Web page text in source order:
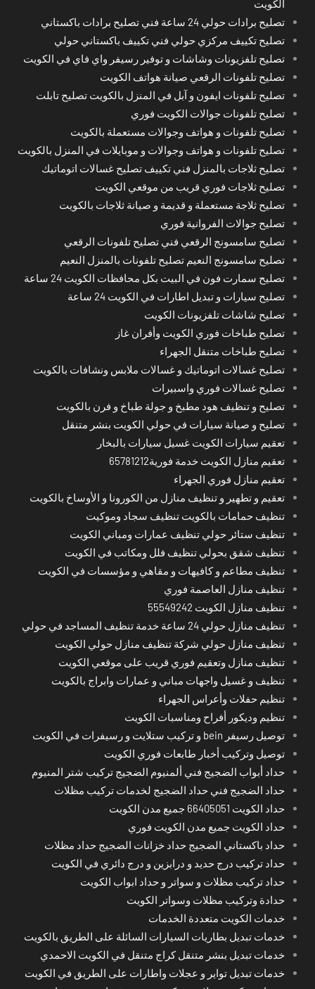
الكويت
تصليح برادات حولي 24 ساعة فني تصليح برادات باكستاني
تصليح تكييف مركزي حولي فني تكييف باكستاني حولي
تصليح تلفزيونات وشاشات و توفير رسيفر واي فاي في الكويت
تصليح تلفونات الرقعي صيانة هواتف الكويت
تصليح تلفونات ايفون و آبل في المنزل بالكويت تصليح تابلت
تصليح تلفونات جوالات الكويت فوري
تصليح تلفونات و هواتف وجوالات مستعملة بالكويت
تصليح تلفونات و هواتف وجوالات و موبايلات في المنزل بالكويت
تصليح ثلاجات بالمنزل فني تكييف تصليح غسالات اتوماتيك
تصليح ثلاجات فوري قريب من موقعي الكويت
تصليح ثلاجة مستعملة و قديمة و صيانة ثلاجات بالكويت
تصليح جوالات الفروانية فوري
تصليح سامسونج الرقعي فني تصليح تلفونات الرقعي
تصليح سامسونج النعيم تصليح تلفونات بالمنزل النعيم
تصليح سمارت فون في البيت بكل محافظات الكويت 24 ساعة
تصليح سيارات و تبديل اطارات في الكويت 24 ساعة
تصليح شاشات تلفزيونات الكويت
تصليح طباخات فوري الكويت وأفران غاز
تصليح طباخات متنقل الجهراء
تصليح غسالات اتوماتيك و غسالات ملابس ونشافات بالكويت
تصليح غسالات فوري واسبيرات
تصليح و تنظيف هود مطبخ و جولة طباخ و فرن بالكويت
تصليح و صيانة سيارات في حولي الكويت بنشر متنقل
تعقيم سيارات الكويت غسيل سيارات بالبخار
تعقيم منازل الكويت خدمة فورية65781212
تعقيم منازل فوري الجهراء
تعقيم و تطهير و تنظيف منازل من الكورونا و الأوساخ بالكويت
تنظيف حمامات بالكويت تنظيف سجاد وموكيت
تنظيف ستائر حولي تنظيف عمارات ومباني الكويت
تنظيف شقق بحولي تنظيف فلل ومكاتب في الكويت
تنظيف مطاعم و كافيهات و مقاهي و مؤسسات في الكويت
تنظيف منازل العاصمة فوري
تنظيف منازل الكويت 55549242
تنظيف منازل حولي 24 ساعة خدمة تنظيف المساجد في حولي
تنظيف منازل حولي شركة تنظيف منازل حولي الكويت
تنظيف منازل وتعقيم فوري قريب على موقعي الكويت
تنظيف و غسيل واجهات مباني و عمارات وابراج بالكويت
تنظيم حفلات وأعراس الجهراء
تنظيم وديكور أفراح ومناسبات الكويت
توصيل رسيفر bein و تركيب ستلايت و رسيفرات في الكويت
توصيل وتركيب أخبار طابعات فوري الكويت
حداد أبواب الضجيج فني ألمنيوم الضجيج تركيب شتر المنيوم
حداد الضجيج فني حداد الضجيج لخدمات تركيب مظلات
حداد الكويت 66405051 جميع مدن الكويت
حداد الكويت جميع مدن الكويت فوري
حداد باكستاني الضجيج حداد خزانات الضجيج حداد مظلات
حداد تركيب درج حديد و درابزين و درج دائري في الكويت
حداد تركيب مظلات و سواتر و حداد ابواب الكويت
حدادة وتركيب مظلات وسواتر الكويت
خدمات الكويت متعددة الخدمات
خدمات تبديل بطاريات السيارات السائلة على الطريق بالكويت
خدمات تبديل بنشر متنقل كراج متنقل في الكويت الاحمدي
خدمات تبديل تواير و عجلات واطارات على الطريق في الكويت